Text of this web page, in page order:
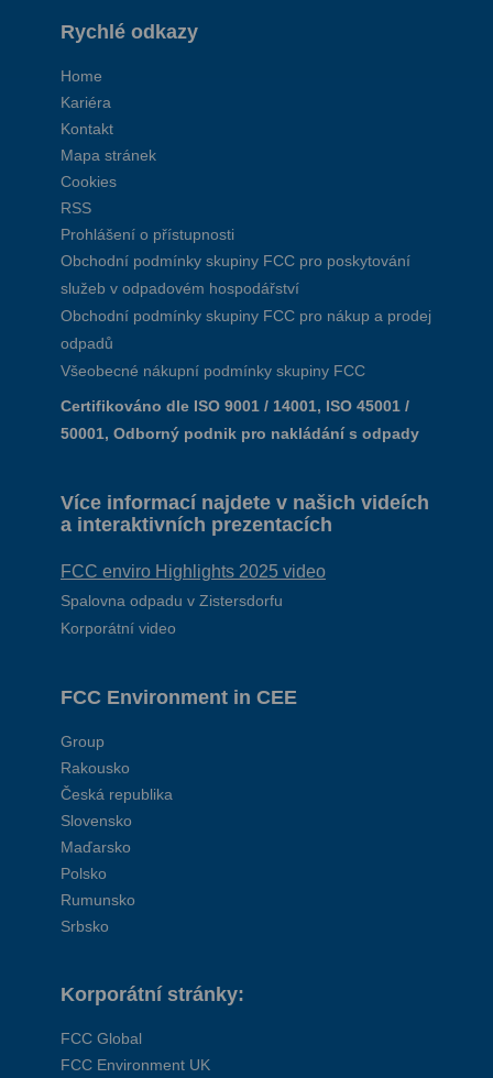
Rychlé odkazy
Home
Kariéra
Kontakt
Mapa stránek
Cookies
RSS
Prohlášení o přístupnosti
Obchodní podmínky skupiny FCC pro poskytování
služeb v odpadovém hospodářství
Obchodní podmínky skupiny FCC pro nákup a prodej
odpadů
Všeobecné nákupní podmínky skupiny FCC
Certifikováno dle ISO 9001 / 14001, ISO 45001 /
50001, Odborný podnik pro nakládání s odpady
Více informací najdete v našich videích
a interaktivních prezentacích
FCC enviro Highlights 2025 video
Spalovna odpadu v Zistersdorfu
Korporátní video
FCC Environment in CEE
Group
Rakousko
Česká republika
Slovensko
Maďarsko
Polsko
Rumunsko
Srbsko
Korporátní stránky:
FCC Global
FCC Environment UK